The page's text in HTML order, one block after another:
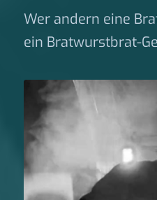
Wer andern eine
ein Bratwurstbrat-